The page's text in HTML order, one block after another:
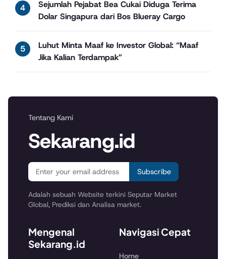
Sejumlah Pejabat Bea Cukai Diduga Terima
Dolar Singapura dari Bos Blueray Cargo
Luhut Minta Maaf ke Investor Global: “Maaf
Jika Kalian Terdampak”
Tentang Kami
Sekarang.id
Subscribe
Adalah sebuah Website terkini Seputar Market
Global, Prediksi dan Analisa market.
Mengenal
Sekarang.id
Navigasi Cepat
Home